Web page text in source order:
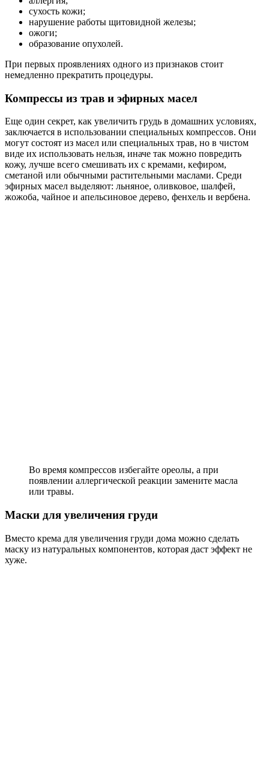
сухость кожи;
нарушение работы щитовидной железы;
ожоги;
образование опухолей.
При первых проявлениях одного из признаков стоит
немедленно прекратить процедуры.
Компрессы из трав и эфирных масел
Еще один секрет, как увеличить грудь в домашних условиях,
заключается в использовании специальных компрессов. Они
могут состоят из масел или специальных трав, но в чистом
виде их использовать нельзя, иначе так можно повредить
кожу, лучше всего смешивать их с кремами, кефиром,
сметаной или обычными растительными маслами. Среди
эфирных масел выделяют: льняное, оливковое, шалфей,
жожоба, чайное и апельсиновое дерево, фенхель и вербена.
Во время компрессов избегайте ореолы, а при
появлении аллергической реакции замените масла
или травы.
Маски для увеличения груди
Вместо крема для увеличения груди дома можно сделать
маску из натуральных компонентов, которая даст эффект не
хуже.